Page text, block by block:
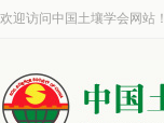
欢迎访问中国土壤学会网站！